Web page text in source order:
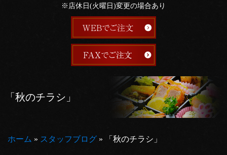
※店休日(火曜日)変更の場合あり
「秋のチラシ」
ホーム » スタッフブログ » 「秋のチラシ」